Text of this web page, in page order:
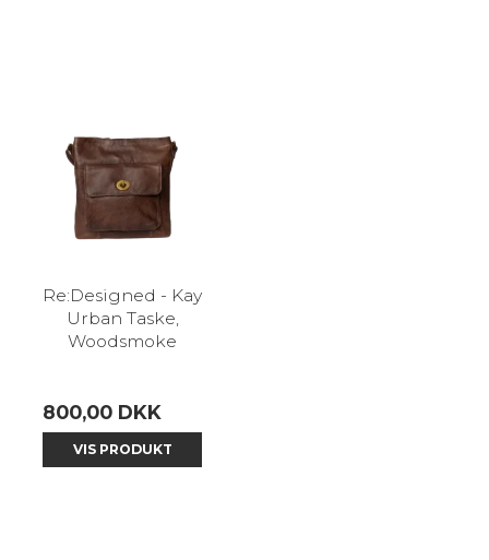
Re:Designed - Kay
Urban Taske,
Woodsmoke
800,00 DKK
VIS PRODUKT